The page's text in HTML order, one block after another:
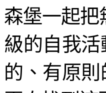
森堡一起
級的自我
的、有原